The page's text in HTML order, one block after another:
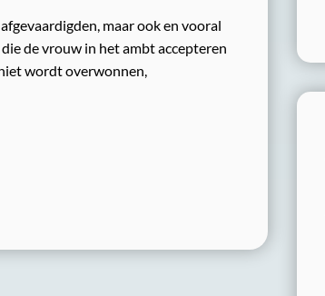
maar ook en vooral
de vrouw in het ambt accepteren
wordt overwonnen,